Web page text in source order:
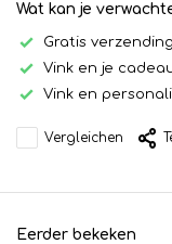
Wat kan je
Gratis
Vink en je
Vink en
Vergleichen
Eerder bekeken